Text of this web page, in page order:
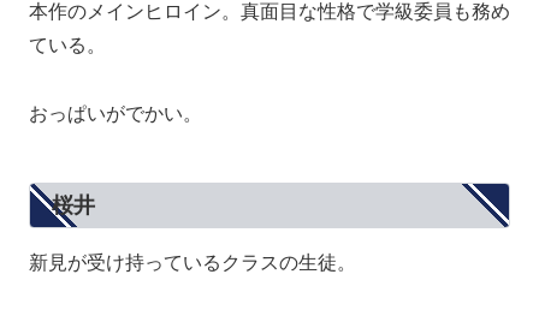
本作のメインヒロイン。真面目な性格で学級委員も務め
ている。
おっぱいがでかい。
桜井
新見が受け持っているクラスの生徒。